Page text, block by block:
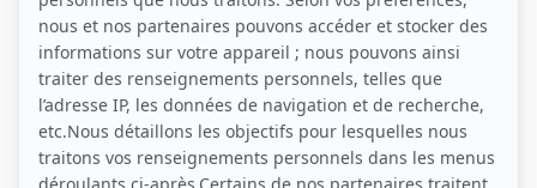
PIERRE-JEAN CUILLERRIER
Liens
Fiche de Pierre-Jean Cuillerrier sur Showbizz.net
Récompenses
Séries ou téléromans